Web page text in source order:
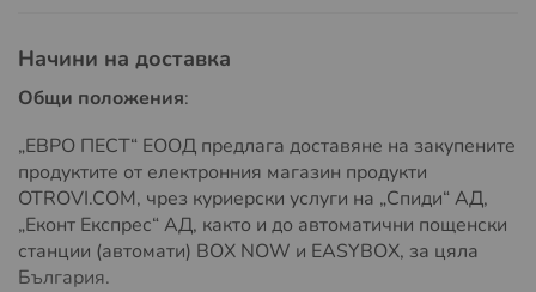
Начини на доставка
Общи положения:
„ЕВРО ПЕСТ“ ЕООД предлага доставяне на закупените
продуктите от електронния магазин продукти
OTROVI.COM, чрез куриерски услуги на „Спиди“ АД,
„Еконт Експрес“ АД, както и до автоматични пощенски
станции (автомати) BOX NOW и EASYBOX, за цяла
България.